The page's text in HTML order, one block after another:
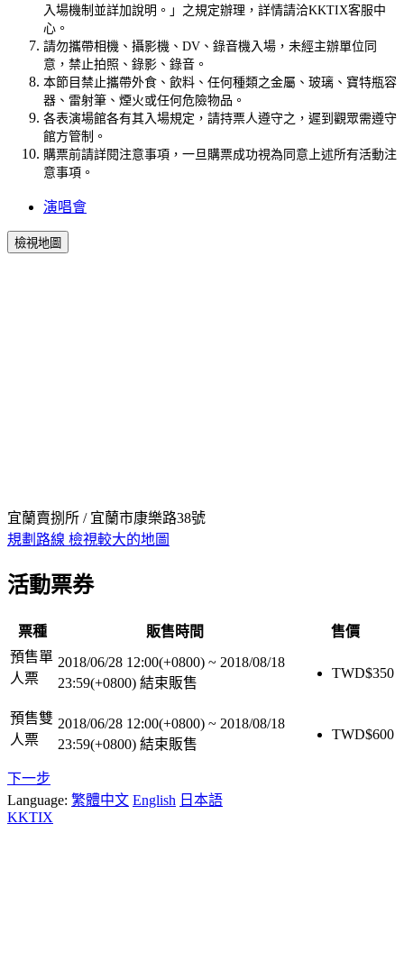
入場機制並詳加說明。」之規定辦理，詳情請洽KKTIX客服中
心。
請勿攜帶相機、攝影機、DV、錄音機入場，未經主辦單位同
意，禁止拍照、錄影、錄音。
本節目禁止攜帶外食、飲料、任何種類之金屬、玻璃、寶特瓶容
器、雷射筆、煙火或任何危險物品。
各表演場館各有其入場規定，請持票人遵守之，遲到觀眾需遵守
館方管制。
購票前請詳閱注意事項，一旦購票成功視為同意上述所有活動注
意事項。
演唱會
檢視地圖
宜蘭賣捌所 / 宜蘭市康樂路38號
規劃路線 檢視較大的地圖
活動票券
票種 販售時間
售價
預售單
人票
2018/06/28 12:00(+0800) ~ 2018/08/18
23:59(+0800) 結束販售
TWD$350
預售雙
人票
2018/06/28 12:00(+0800) ~ 2018/08/18
23:59(+0800) 結束販售
TWD$600
下一步
Language: 繁體中文 English 日本語
KKTIX